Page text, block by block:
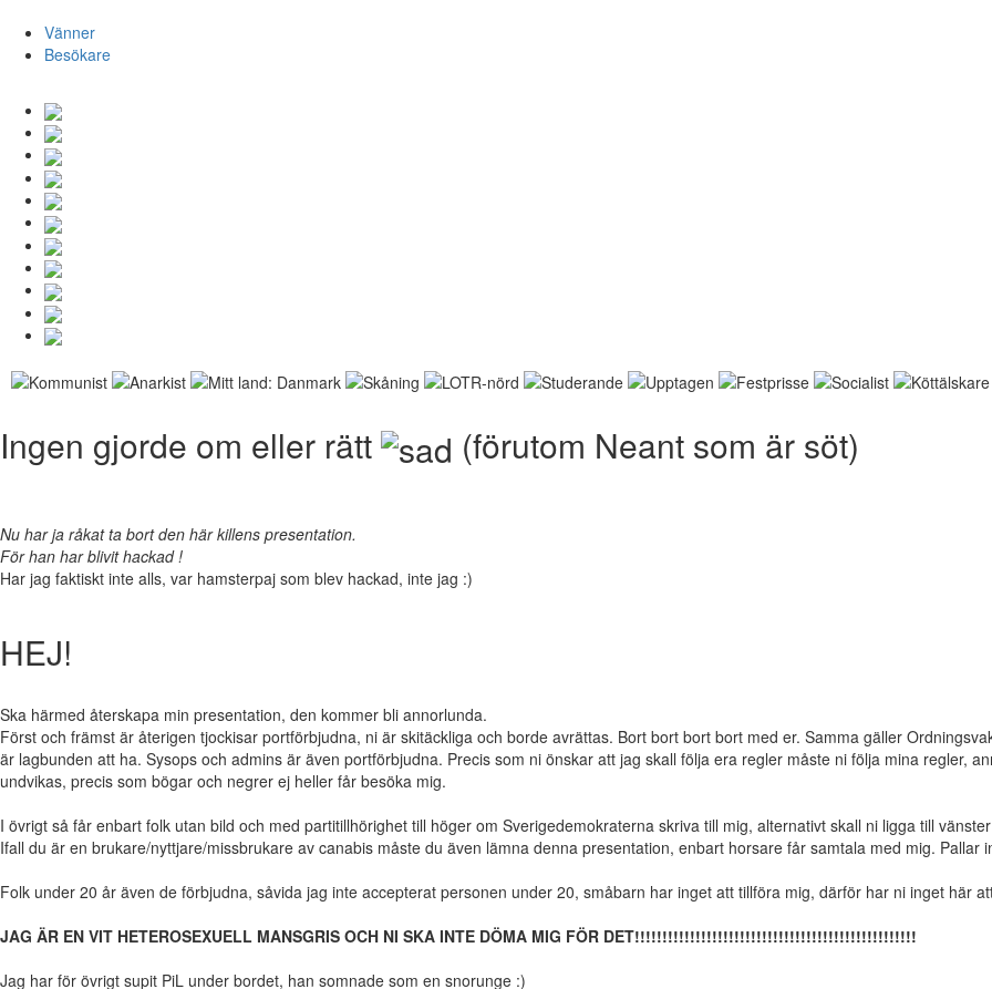
Vänner
Besökare
Ingen gjorde om eller rätt (förutom Neant som är söt)
Nu har ja råkat ta bort den här killens presentation.
För han har blivit hackad !
Har jag faktiskt inte alls, var hamsterpaj som blev hackad, inte jag :)
HEJ!
Ska härmed återskapa min presentation, den kommer bli annorlunda.
Först och främst är återigen tjockisar portförbjudna, ni är skitäckliga och borde avrättas. Bort bort bort bort med er. Samma gäller
är lagbunden att ha. Sysops och admins är även portförbjudna. Precis som ni önskar att jag skall följa era regler måste ni följa mina regler,
undvikas, precis som bögar och negrer ej heller får besöka mig.
I övrigt så får enbart folk utan bild och med partitillhörighet till höger om Sverigedemokraterna skriva till mig, alternativt skall ni ligga till
Ifall du är en brukare/nyttjare/missbrukare av canabis måste du även lämna denna presentation, enbart horsare får samtala med mig.
Folk under 20 år även de förbjudna, såvida jag inte accepterat personen under 20, småbarn har inget att tillföra mig, därför har ni inget här
JAG ÄR EN VIT HETEROSEXUELL MANSGRIS OCH NI SKA INTE DÖMA MIG FÖR DET!!!!!!!!!!!!!!!!!!!!!!!!!!!!!!!!!!!!!!!!!!!!!!!!!!!
Jag har för övrigt supit PiL under bordet, han somnade som en snorunge :)